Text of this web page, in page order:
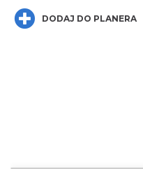
DODAJ DO PLANERA